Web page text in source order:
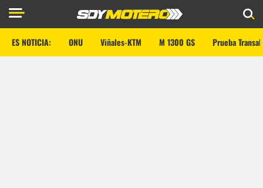
ES NOTICIA: ONU Viñales-KTM M 1300 GS Prueba